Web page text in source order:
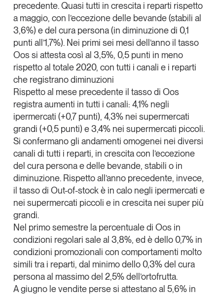
Comunicati stampa
Video
Podcast
Eventi e formazione
Tutti gli appuntamenti
Chi siamo
Newsletter
Contatti
Tendenze Journal
La nostra newsletter nella tua email
Iscriviti
precedente. Quasi tutti in crescita i reparti rispetto
a maggio, con l’eccezione delle bevande (stabili al
3,6%) e del cura persona (in diminuzione di 0,1
punti all’1,7%). Nei primi sei mesi dell’anno il tasso
Oos si attesta così al 3,5%, 0,5 punti in meno
rispetto al totale 2020, con tutti i canali e i reparti
che registrano diminuzioni
Rispetto al mese precedente il tasso di Oos
registra aumenti in tutti i canali: 4,1% negli
ipermercati (+0,7 punti), 4,3% nei supermercati
grandi (+0,5 punti) e 3,4% nei supermercati piccoli.
Si confermano gli andamenti omogenei nei diversi
canali di tutti i reparti, in crescita con l’eccezione
del cura persona e delle bevande, stabili o in
diminuzione. Rispetto all’anno precedente, invece,
il tasso di Out-of-stock è in calo negli ipermercati e
nei supermercati piccoli e in crescita nei super più
grandi.
Nel primo semestre la percentuale di Oos in
condizioni regolari sale al 3,8%, ed è dello 0,7% in
condizioni promozionali con comportamenti molto
simili tra i reparti, dal minimo dello 0,3% del cura
persona al massimo del 2,5% dell’ortofrutta.
A giugno le vendite perse si attestano al 5,6% in